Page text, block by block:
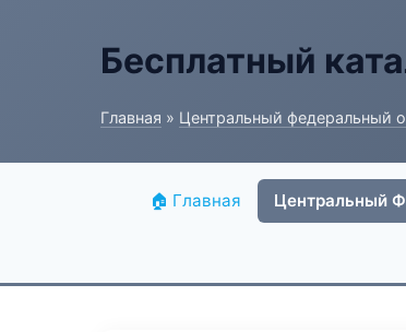
Бесплатный
Главная » Центральный федеральный
🏠 Главная Центральный